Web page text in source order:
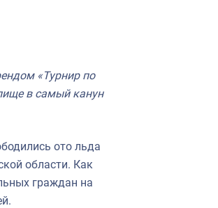
«Турнир по
в самый канун
ото льда
области. Как
граждан на